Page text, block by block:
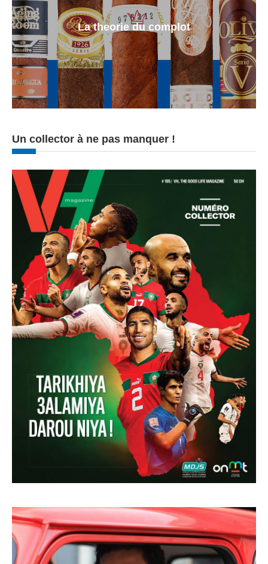
La theorie du complot
Un collector à ne pas manquer !